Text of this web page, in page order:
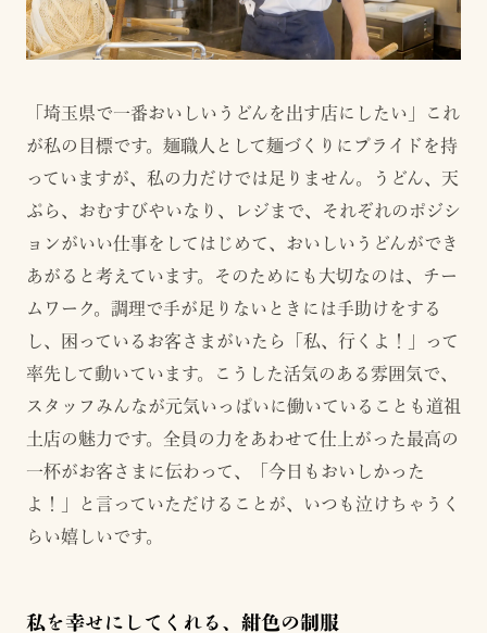
「埼玉県で一番おいしいうどんを出す店にしたい」これ
が私の目標です。麺職人として麺づくりにプライドを持
っていますが、私の力だけでは足りません。うどん、天
ぷら、おむすびやいなり、レジまで、それぞれのポジシ
ョンがいい仕事をしてはじめて、おいしいうどんができ
あがると考えています。そのためにも大切なのは、チー
ムワーク。調理で手が足りないときには手助けをする
し、困っているお客さまがいたら「私、行くよ！」って
率先して動いています。こうした活気のある雰囲気で、
スタッフみんなが元気いっぱいに働いていることも道祖
土店の魅力です。全員の力をあわせて仕上がった最高の
一杯がお客さまに伝わって、「今日もおいしかった
よ！」と言っていただけることが、いつも泣けちゃうく
らい嬉しいです。
私を幸せにしてくれる、紺色の制服